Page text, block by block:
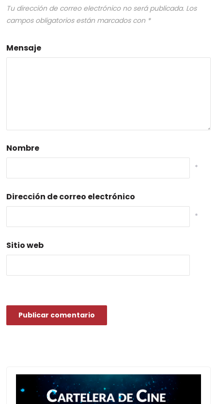
Tu dirección de correo electrónico no será publicada. Los
campos obligatorios están marcados con *
Mensaje
Nombre
*
Dirección de correo electrónico
*
Sitio web